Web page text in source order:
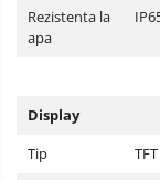
Rezistenta la
apa
Display
Tip
TFT